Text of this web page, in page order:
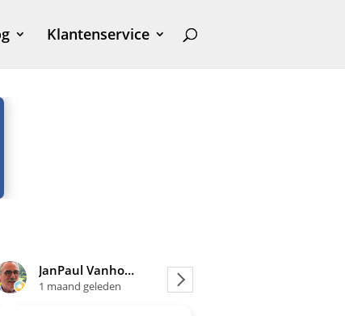
Klantenservice
JanPaul Vanhoven
1 maand geleden